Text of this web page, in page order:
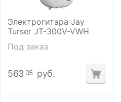
Электрогитара Jay
Turser JT-300V-VWH
Под заказ
563 05 руб.